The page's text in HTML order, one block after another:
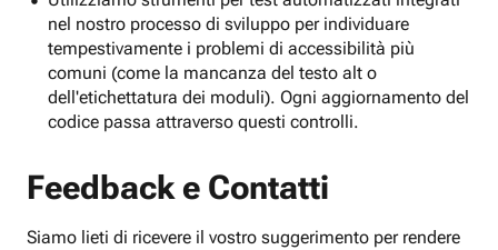
nel nostro processo di sviluppo per individuare
tempestivamente i problemi di accessibilità più
comuni (come la mancanza del testo alt o
dell'etichettatura dei moduli). Ogni aggiornamento del
codice passa attraverso questi controlli.
Feedback e Contatti
Siamo lieti di ricevere il vostro suggerimento per rendere